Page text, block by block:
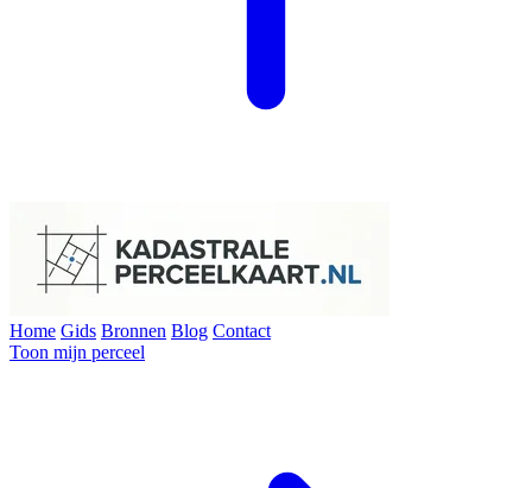
Home Gids Bronnen Blog Contact
Toon mijn perceel